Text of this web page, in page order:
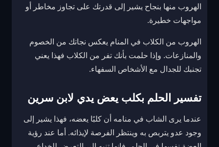
الهروب منها بنجاح يشير إلى قدرتك على تجاوز مخاطر أو
مواجهات خطيرة.
الهروب من الكلاب في المنام يعكس نجاتك من الخصوم
والمنازعات. وإذا حلمت بأنك تفر من الكلاب فهذا يعني
تجنبك للجدال مع الأشخاص السفهاء.
تفسير الحلم بكلب يعض يدي لابن سرين
عندما يرى الشاب في منامه أن كلبًا يعضه، فهذا يشير إلى
وجود عدو يتربص به وينتظر الفرصة لإيذائه. أما عند رؤية